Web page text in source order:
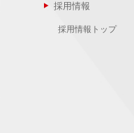
採用情報
採用情報トップ